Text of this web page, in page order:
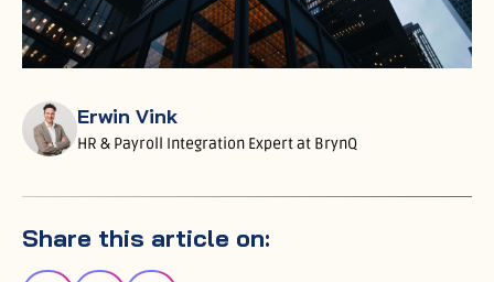
Erwin Vink
HR & Payroll Integration Expert at BrynQ
Share this article on: